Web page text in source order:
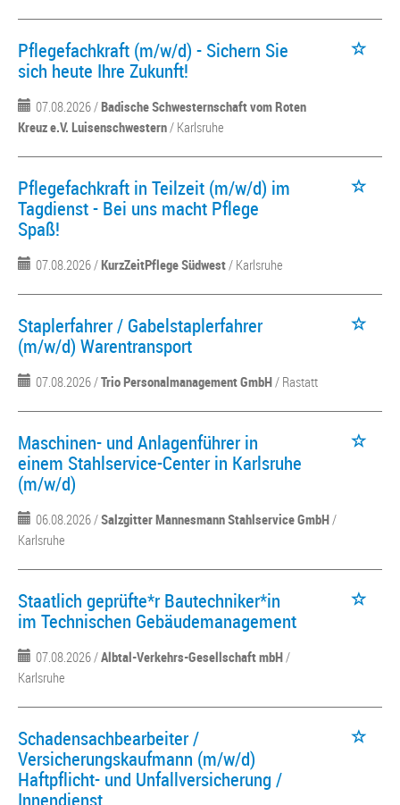
Pflegefachkraft (m/w/d) - Sichern Sie
sich heute Ihre Zukunft!
07.08.2026 /Badische Schwesternschaft vom Roten
Kreuz e.V. Luisenschwestern/ Karlsruhe
Pflegefachkraft in Teilzeit (m/w/d) im
Tagdienst - Bei uns macht Pflege
Spaß!
07.08.2026 /KurzZeitPflege Südwest/ Karlsruhe
Staplerfahrer / Gabelstaplerfahrer
(m/w/d) Warentransport
07.08.2026 /Trio Personalmanagement GmbH/ Rastatt
Maschinen- und Anlagenführer in
einem Stahlservice-Center in Karlsruhe
(m/w/d)
06.08.2026 /Salzgitter Mannesmann Stahlservice GmbH/
Karlsruhe
Staatlich geprüfte*r Bautechniker*in
im Technischen Gebäudemanagement
07.08.2026 /Albtal-Verkehrs-Gesellschaft mbH/
Karlsruhe
Schadensachbearbeiter /
Versicherungskaufmann (m/w/d)
Haftpflicht- und Unfallversicherung /
Innendienst